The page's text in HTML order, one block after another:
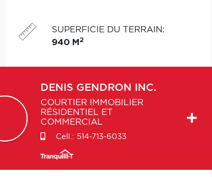
SUPERFICIE DU TERRAIN:
940 M 2
DENIS GENDRON INC.
COURTIER IMMOBILIER
RÉSIDENTIEL ET
COMMERCIAL
Cell.: 514-713-6033